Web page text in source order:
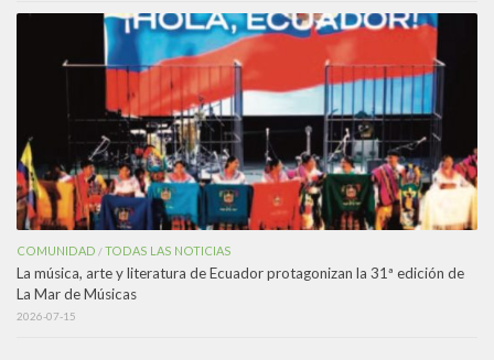
COMUNIDAD /TODAS LAS NOTICIAS
La música, arte y literatura de Ecuador protagonizan la 31ª edición de
La Mar de Músicas
2026-07-15